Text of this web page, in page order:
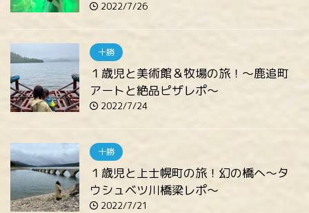
2022/7/26
十勝
１歳児と美術館＆牧場の旅！～鹿追町
アートと絶品ピザレポ～
2022/7/24
十勝
１歳児と上士幌町の旅！幻の橋へ～タ
ウシュベツ川橋梁レポ～
2022/7/21